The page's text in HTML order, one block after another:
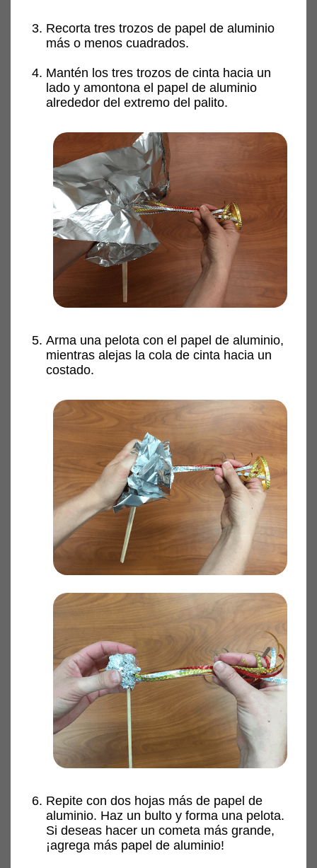
Recorta tres trozos de papel de aluminio
más o menos cuadrados.
Mantén los tres trozos de cinta hacia un
lado y amontona el papel de aluminio
alrededor del extremo del palito.
Arma una pelota con el papel de aluminio,
mientras alejas la cola de cinta hacia un
costado.
Repite con dos hojas más de papel de
aluminio. Haz un bulto y forma una pelota.
Si deseas hacer un cometa más grande,
¡agrega más papel de aluminio!